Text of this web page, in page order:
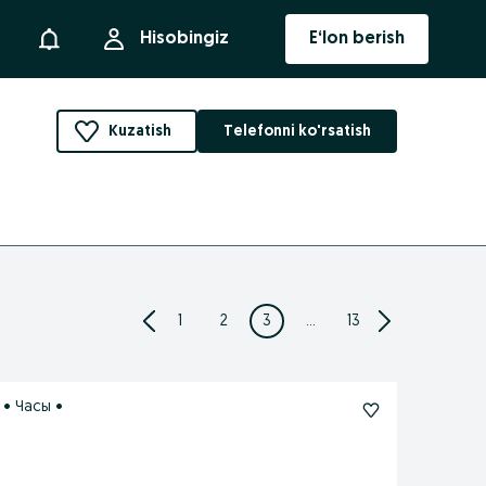
Bildirishnoma Hisobingiz E‘lon berish
Kuzatish Telefonni ko'rsatish
1 2 3 ... 13
Часы •